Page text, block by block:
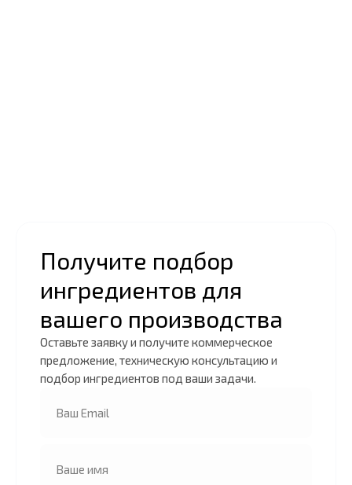
Получите подбор
ингредиентов для
вашего производства
Оставьте заявку и получите коммерческое
предложение, техническую консультацию и
подбор ингредиентов под ваши задачи.